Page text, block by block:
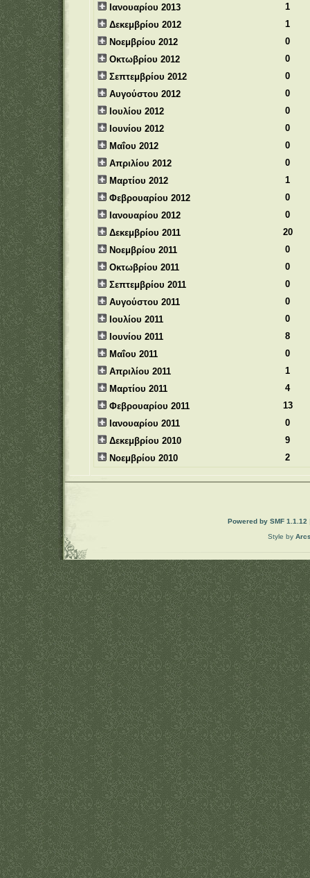
Ιανουαρίου 2013
1
Δεκεμβρίου 2012
1
Νοεμβρίου 2012
0
Οκτωβρίου 2012
0
Σεπτεμβρίου 2012
0
Αυγούστου 2012
0
Ιουλίου 2012
0
Ιουνίου 2012
0
Μαΐου 2012
0
Απριλίου 2012
0
Μαρτίου 2012
1
Φεβρουαρίου 2012
0
Ιανουαρίου 2012
0
Δεκεμβρίου 2011
20
Νοεμβρίου 2011
0
Οκτωβρίου 2011
0
Σεπτεμβρίου 2011
0
Αυγούστου 2011
0
Ιουλίου 2011
0
Ιουνίου 2011
8
Μαΐου 2011
0
Απριλίου 2011
1
Μαρτίου 2011
4
Φεβρουαρίου 2011
13
Ιανουαρίου 2011
0
Δεκεμβρίου 2010
9
Νοεμβρίου 2010
2
Powered by SMF 1.1.12
Style by